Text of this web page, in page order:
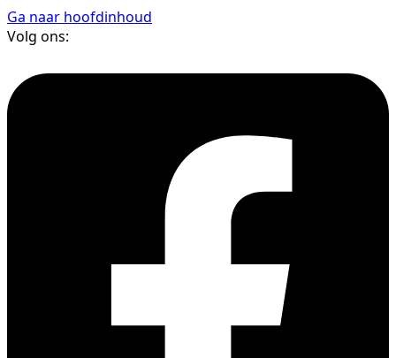
Ga naar hoofdinhoud
Volg ons: